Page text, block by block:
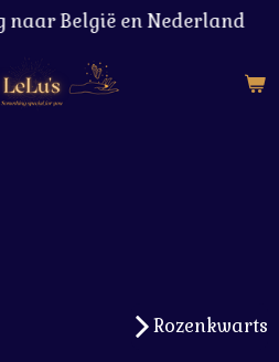
naar België en Nederland
Rozenkwarts